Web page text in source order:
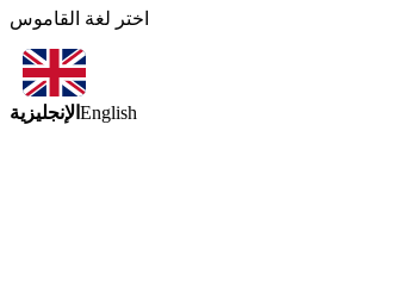
اختر لغة القاموس
الإنجليزية English